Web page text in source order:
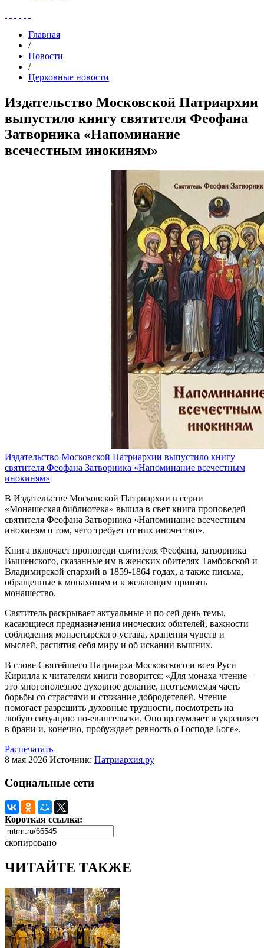
Главная
/
Новости
/
Церковные новости
Издательство Московской Патриархии
выпустило книгу святителя Феофана
Затворника «Напоминание
всечестным инокиням»
Издательство Московской Патриархии выпустило книгу
святителя Феофана Затворника «Напоминание всечестным
инокиням»
В Издательстве Московской Патриархии в серии
«Монашеская библиотека» вышла в свет книга проповедей
святителя Феофана Затворника «Напоминание всечестным
инокиням о том, чего требует от них иночество».
Книга включает проповеди святителя Феофана, затворника
Вышенского, сказанные им в женских обителях Тамбовской и
Владимирской епархий в 1859-1864 годах, а также письма,
обращенные к монахиням и к желающим принять
монашество.
Святитель раскрывает актуальные и по сей день темы,
касающиеся предназначения иноческих обителей, важности
соблюдения монастырского устава, хранения чувств и
мыслей, распятия себя миру и об искании вышних.
В слове Святейшего Патриарха Московского и всея Руси
Кирилла к читателям книги говорится: «Для монаха чтение –
это многополезное духовное делание, неотъемлемая часть
борьбы со страстями и стяжание добродетелей. Чтение
помогает разрешить духовные трудности, посмотреть на
любую ситуацию по-евангельски. Оно вразумляет и укрепляет
в брани и, конечно, пробуждает ревность о Господе Боге».
Распечатать
8 мая 2026 Источник: Патриархия.ру
Социальные сети
Короткая ссылка:
скопировано
ЧИТАЙТЕ ТАКЖЕ